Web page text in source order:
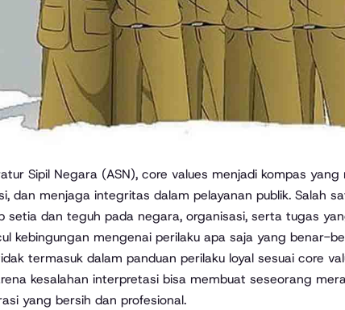
dan menjaga integritas dalam pelayanan publik. Salah
setia dan teguh pada negara, organisasi, serta tugas
kebingungan mengenai perilaku apa saja yang benar-
termasuk dalam panduan perilaku loyal sesuai core
kesalahan interpretasi bisa membuat seseorang
yang bersih dan profesional.